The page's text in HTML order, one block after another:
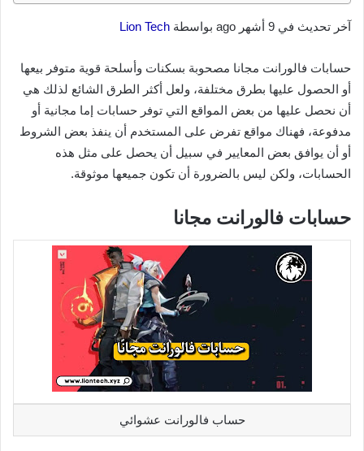
آخر تحديث في 9 أشهر ago بواسطة Lion Tech
حسابات فالورانت مجانا مصحوبة بسكنات وأسلحة قوية متوفر بيعها
أو الحصول عليها بطرق مختلفة، ولعل أكثر الطرق الشائع لذلك هي
أن نحصل عليها من بعض المواقع التي توفر حسابات إما مجانية أو
مدفوعة، فهناك مواقع تفرض على المستخدم أن ينفذ بعض الشروط
أو أن يوافق بعض المعايير في سبيل أن يحصل على مثل هذه
الحسابات، ولكن ليس بالضرورة أن تكون جميعها موثوقة.
حسابات فالورانت مجانا
حساب فالورانت عشوائي